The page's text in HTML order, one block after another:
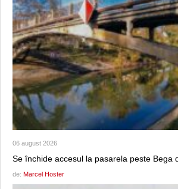
06 august 2026
Se închide accesul la pasarela peste Bega
de: Marcel Hoster